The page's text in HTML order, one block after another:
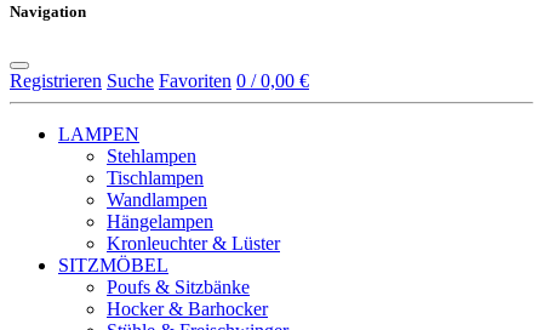
Navigation
Registrieren Suche Favoriten 0 / 0,00 €
LAMPEN
Stehlampen
Tischlampen
Wandlampen
Hängelampen
Kronleuchter & Lüster
SITZMÖBEL
Poufs & Sitzbänke
Hocker & Barhocker